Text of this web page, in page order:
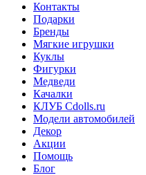
Контакты
Подарки
Бренды
Мягкие игрушки
Куклы
Фигурки
Медведи
Качалки
КЛУБ Cdolls.ru
Модели автомобилей
Декор
Акции
Помощь
Блог